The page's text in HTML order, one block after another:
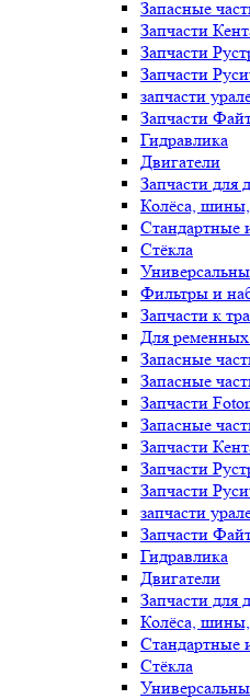
Запасные
Запчасти
Запчасти
Запчасти
запчасти
Запчасти
Гидравлика
Двигатели
Запчасти для
Колёса,
Стандартные
Стёкла
Фильтры и
Запчасти к
Для ременных
Запасные
Запасные
Запчасти
Запасные
Запчасти
Запчасти
Запчасти
запчасти
Запчасти
Гидравлика
Двигатели
Запчасти для
Колёса,
Стандартные
Стёкла